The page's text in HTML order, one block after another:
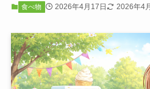
食べ物 2026年4月17日 2026年4